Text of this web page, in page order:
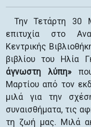
Την Τετάρτη 30
επιτυχία στο
Κεντρικής
βιβλίου του Ηλία
άγνωστη λύπη»που
Μαρτίου από τον
μιλά για την
συναισθήματα, τις
τη ζωή μας. Μιλά